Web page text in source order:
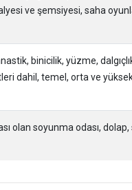
ve şemsiyesi, saha
binicilik, yüzme,
dahil, temel, orta ve
olan soyunma odası,